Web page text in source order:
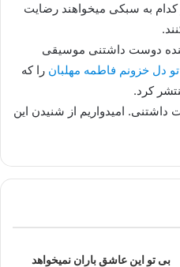
به سبکی میخواهند رضایت
دوست داشتنی موسیقی
دل خزونم فاطمه مهلبان را که
کرد.
داشتنی. امیدواریم از شنیدن این
بی تو این عاشق باران نمیخواهد